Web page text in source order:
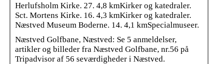
Herlufsholm Kirke. 27. 4,8 kmKirker og katedraler.
Sct. Mortens Kirke. 16. 4,3 kmKirker og katedraler.
Næstved Museum Boderne. 14. 4,1 kmSpecialmuseer.
Næstved Golfbane, Næstved: Se 5 anmeldelser,
artikler og billeder fra Næstved Golfbane, nr.56 på
Tripadvisor af 56 seværdigheder i Næstved.